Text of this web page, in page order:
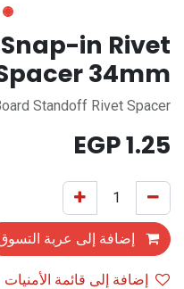
in Rivet
34mm
Standoff Rivet Spacer
1.25
إضافة إلى عربة
إضافة إلى قائمة الأمنيات